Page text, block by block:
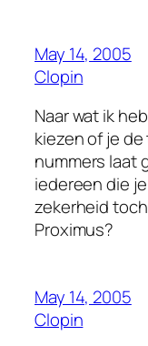
May 14, 2005
Clopin
Naar wat ik
kiezen of je
nummers laat
iedereen die
zekerheid
Proximus?
May 14, 2005
Clopin